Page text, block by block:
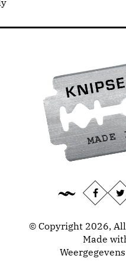
© Copyright 2026,
Made